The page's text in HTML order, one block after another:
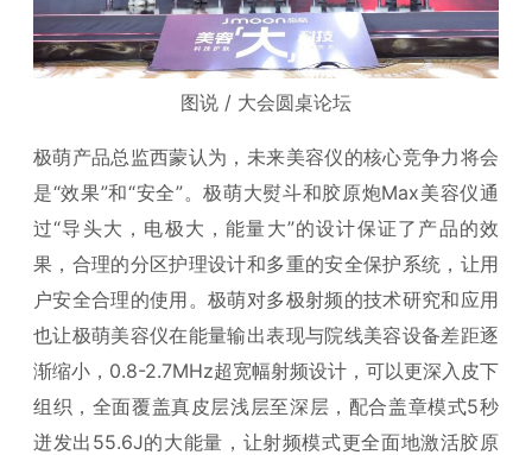
图说 / 大会圆桌论坛
极萌产品总监西蒙认为，未来美容仪的核心竞争力将会
是“效果”和“安全”。极萌大熨斗和胶原炮Max美容仪通
过“导头大，电极大，能量大”的设计保证了产品的效
果，合理的分区护理设计和多重的安全保护系统，让用
户安全合理的使用。极萌对多极射频的技术研究和应用
也让极萌美容仪在能量输出表现与院线美容设备差距逐
渐缩小，0.8-2.7MHz超宽幅射频设计，可以更深入皮下
组织，全面覆盖真皮层浅层至深层，配合盖章模式5秒
迸发出55.6J的大能量，让射频模式更全面地激活胶原